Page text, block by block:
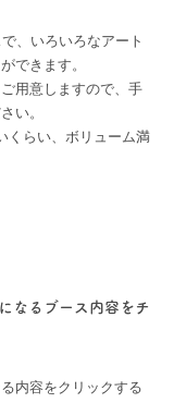
、いろいろなアート
できます。
用意しますので、手
い。
くらい、ボリューム満
なるブース内容をチ
内容をクリックする